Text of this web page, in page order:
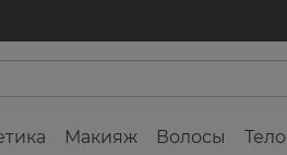
Макияж Волосы Тело